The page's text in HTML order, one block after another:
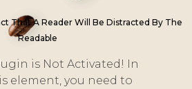
That A Reader Will Be Distracted By The
Readable
is Not Activated! In
element, you need to